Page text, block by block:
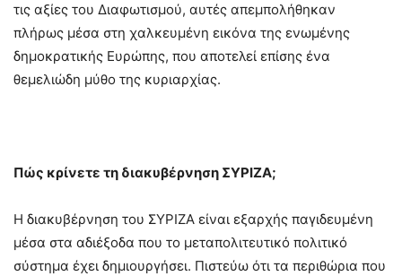
τις αξίες του Διαφωτισμού, αυτές απεμπολήθηκαν
πλήρως μέσα στη χαλκευμένη εικόνα της ενωμένης
δημοκρατικής Ευρώπης, που αποτελεί επίσης ένα
θεμελιώδη μύθο της κυριαρχίας.
Πώς κρίνετε τη διακυβέρνηση ΣΥΡΙΖΑ;
Η διακυβέρνηση του ΣΥΡΙΖΑ είναι εξαρχής παγιδευμένη
μέσα στα αδιέξοδα που το μεταπολιτευτικό πολιτικό
σύστημα έχει δημιουργήσει. Πιστεύω ότι τα περιθώρια που